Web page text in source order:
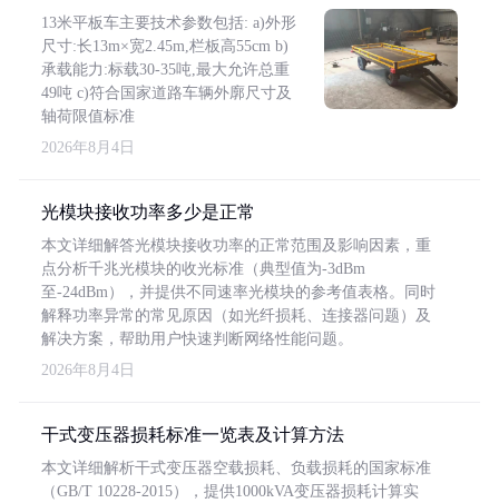
13米平板车主要技术参数包括: a)外形
尺寸:长13m×宽2.45m,栏板高55cm b)
承载能力:标载30-35吨,最大允许总重
49吨 c)符合国家道路车辆外廓尺寸及
轴荷限值标准
2026年8月4日
光模块接收功率多少是正常
本文详细解答光模块接收功率的正常范围及影响因素，重
点分析千兆光模块的收光标准（典型值为-3dBm
至-24dBm），并提供不同速率光模块的参考值表格。同时
解释功率异常的常见原因（如光纤损耗、连接器问题）及
解决方案，帮助用户快速判断网络性能问题。
2026年8月4日
干式变压器损耗标准一览表及计算方法
本文详细解析干式变压器空载损耗、负载损耗的国家标准
（GB/T 10228-2015），提供1000kVA变压器损耗计算实